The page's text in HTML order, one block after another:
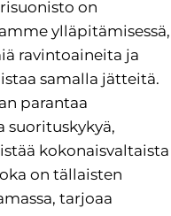
on
ylläpitämisessä,
ravintoaineita ja
samalla jätteitä.
parantaa
suorituskykyä,
kokonaisvaltaista
on tällaisten
tarjoaa